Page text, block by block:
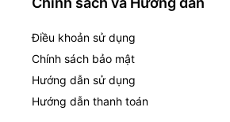
Điều khoản sử dụng
Chính sách bảo mật
Hướng dẫn sử dụng
Hướng dẫn thanh toán